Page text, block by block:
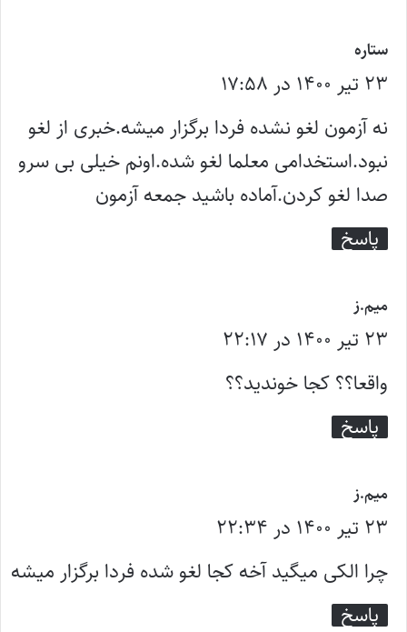
ستاره
ف
ت
:
۲۳ تیر ۱۴۰۰ در ۱۷:۵۸
نه آزمون لغو نشده فردا برگزار میشه.خبری از لغو
نبود.استخدامی معلما لغو شده.اونم خیلی بی سرو
صدا لغو کردن.آماده باشید جمعه آزمون
پاسخ
میم.ز
ف
ت
:
۲۳ تیر ۱۴۰۰ در ۲۲:۱۷
واقعا؟؟ کجا خوندید؟؟
پاسخ
میم.ز
ف
ت
:
۲۳ تیر ۱۴۰۰ در ۲۲:۳۴
چرا الکی میگید آخه کجا لغو شده فردا برگزار میشه
پاسخ